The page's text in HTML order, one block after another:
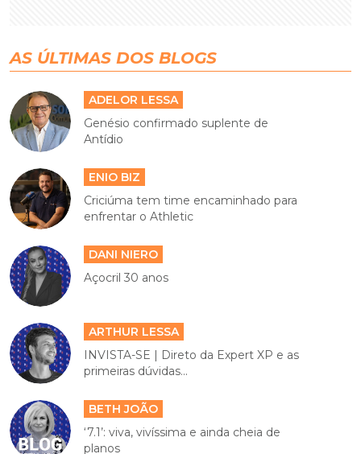
AS ÚLTIMAS DOS BLOGS
ADELOR LESSA
Genésio confirmado suplente de
Antídio
ENIO BIZ
Criciúma tem time encaminhado para
enfrentar o Athletic
DANI NIERO
Açocril 30 anos
ARTHUR LESSA
INVISTA-SE | Direto da Expert XP e as
primeiras dúvidas...
BETH JOÃO
‘7.1’: viva, vivíssima e ainda cheia de
planos